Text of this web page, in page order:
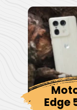
Edge